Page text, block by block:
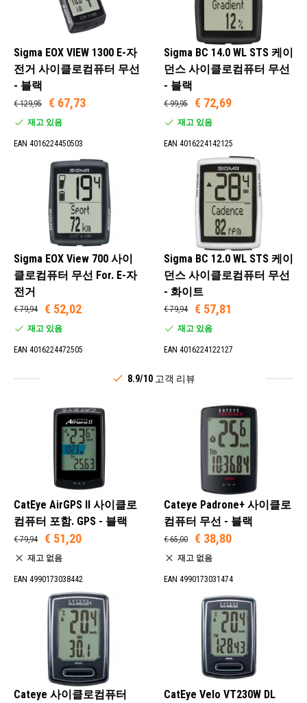
Sigma EOX VIEW 1300 E-자
전거 사이클로컴퓨터 무선
- 블랙
€ 129,95 € 67,73
재고 있음
EAN 4016224450503
Sigma BC 14.0 WL STS 케이
던스 사이클로컴퓨터 무선
- 블랙
€ 99,95 € 72,69
재고 있음
EAN 4016224142125
Sigma EOX View 700 사이
클로컴퓨터 무선 For. E-자
전거
€ 79,94 € 52,02
재고 있음
EAN 4016224472505
Sigma BC 12.0 WL STS 케이
던스 사이클로컴퓨터 무선
- 화이트
€ 79,94 € 57,81
재고 있음
EAN 4016224122127
8.9/10 고객 리뷰
CatEye AirGPS II 사이클로
컴퓨터 포함. GPS - 블랙
€ 79,94 € 51,20
재고 없음
EAN 4990173038442
Cateye Padrone+ 사이클로
컴퓨터 무선 - 블랙
€ 65,00 € 38,80
재고 없음
EAN 4990173031474
Cateye 사이클로컴퓨터 CatEye Velo VT230W DL